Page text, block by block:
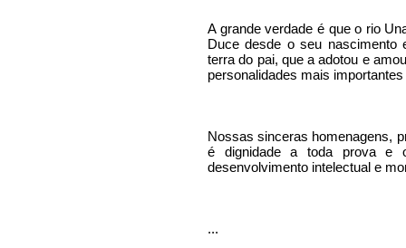
A grande verdade é que o rio
Duce desde o seu nascimento
terra do pai, que a adotou e
personalidades mais
Nossas sinceras homenagens,
é dignidade a toda prova e
desenvolvimento intelectual e
...